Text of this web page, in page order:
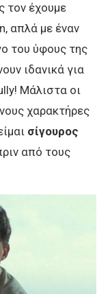
τον έχουμε
απλά με έναν
του ύφους της
ιδανικά για
Μάλιστα οι
χαρακτήρες
σίγουρος
από τους